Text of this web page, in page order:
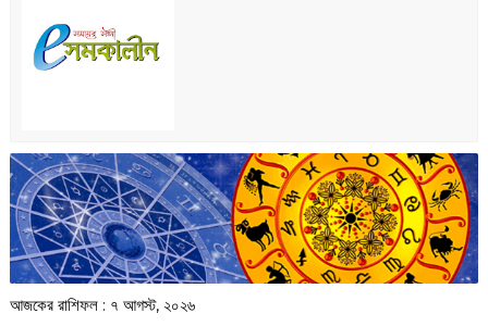
আজকের রাশিফল :‌ ‌‌৭ আগস্ট, ২০২৬